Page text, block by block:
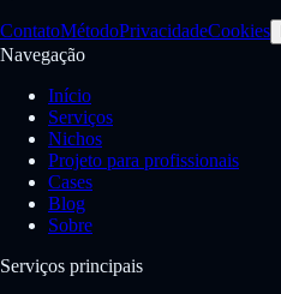
ContatoMétodoPrivacidadeCookies
Navegação
Início
Serviços
Nichos
Projeto para profissionais
Cases
Blog
Sobre
Serviços principais